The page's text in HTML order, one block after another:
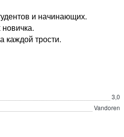
и начинающих.
каждой трости.
3,0
Vandoren